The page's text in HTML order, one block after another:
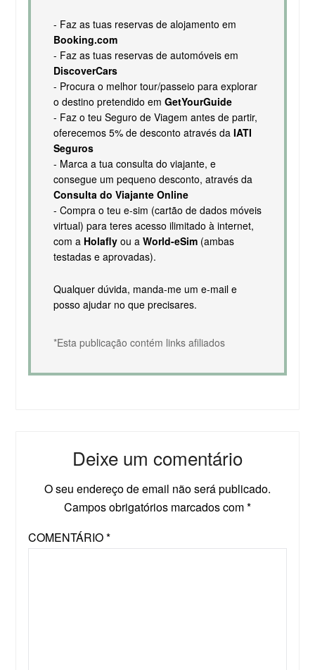
- Faz as tuas reservas de alojamento em
Booking.com
- Faz as tuas reservas de automóveis em
DiscoverCars
- Procura o melhor tour/passeio para explorar
o destino pretendido em GetYourGuide
- Faz o teu Seguro de Viagem antes de partir,
oferecemos 5% de desconto através da IATI
Seguros
- Marca a tua consulta do viajante, e
consegue um pequeno desconto, através da
Consulta do Viajante Online
- Compra o teu e-sim (cartão de dados móveis
virtual) para teres acesso ilimitado à internet,
com a Holaflyou a World-eSim(ambas
testadas e aprovadas).
Qualquer dúvida, manda-me um e-mail e
posso ajudar no que precisares.
*Esta publicação contém links afiliados
Deixe um comentário
O seu endereço de email não será publicado.
Campos obrigatórios marcados com*
COMENTÁRIO*